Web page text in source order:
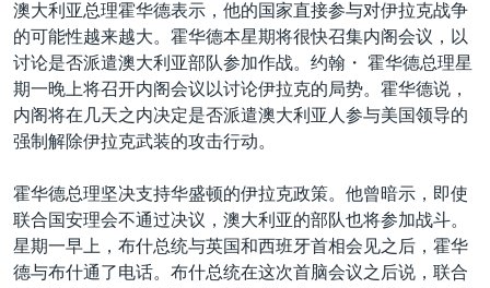
转
到
导
航
跳
转
检
索
最新国际新闻
印太
中东
欧洲
美洲
全球议题
分类新闻
经济·金融·贸易
人权·法律·宗教
科教·文娱·体健
劳工
环境
美中关系
热点专题
白宫要闻
美中关系
美国建国250周年
VOA视频
中文广播
关注我们
澳大利亚总理霍华德表示，他的国家直接参与对伊拉克战争
的可能性越来越大。霍华德本星期将很快召集内阁会议，以
讨论是否派遣澳大利亚部队参加作战。约翰・ 霍华德总理星
期一晚上将召开内阁会议以讨论伊拉克的局势。霍华德说，
内阁将在几天之内决定是否派遣澳大利亚人参与美国领导的
强制解除伊拉克武装的攻击行动。
霍华德总理坚决支持华盛顿的伊拉克政策。他曾暗示，即使
联合国安理会不通过决议，澳大利亚的部队也将参加战斗。
星期一早上，布什总统与英国和西班牙首相会见之后，霍华
德与布什通了电话。布什总统在这次首脑会议之后说，联合